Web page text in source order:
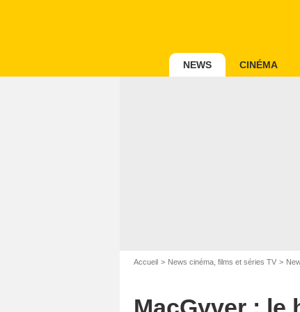
NEWS CINÉMA
Accueil News cinéma, films et séries TV